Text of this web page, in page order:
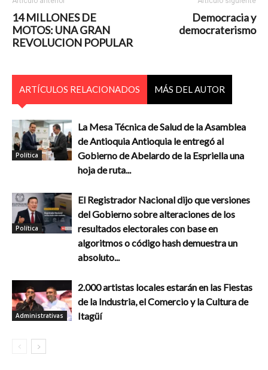
14 MILLONES DE
MOTOS: UNA GRAN
REVOLUCION POPULAR
Democracia y
democraterismo
ARTÍCULOS RELACIONADOS MÁS DEL AUTOR
Política
La Mesa Técnica de Salud de la Asamblea
de Antioquia Antioquia le entregó al
Gobierno de Abelardo de la Espriella una
hoja de ruta...
Política
El Registrador Nacional dijo que versiones
del Gobierno sobre alteraciones de los
resultados electorales con base en
algoritmos o código hash demuestra un
absoluto...
Administrativas
2.000 artistas locales estarán en las Fiestas
de la Industria, el Comercio y la Cultura de
Itagüí